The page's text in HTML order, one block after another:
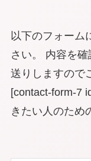
以下のフォーム
さい。 内容を
送りしますので
[contact-form-7
きたい人のため